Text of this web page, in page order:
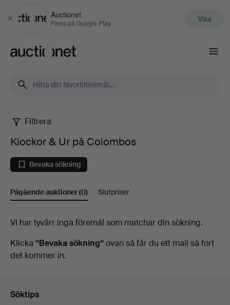
Stäng
Auctionet
Finns på Google Play Visa
Klockor
Ur
på
Colombos
Filtrera
Klockor & Ur på Colombos
Bevaka sökning
Pågående auktioner(0) Slutpriser
Pågående
auktioner
Vi har tyvärr inga föremål som matchar din sökning.
Klicka “Bevaka sökning”ovan så får du ett mail så fort
det kommer in.
Söktips